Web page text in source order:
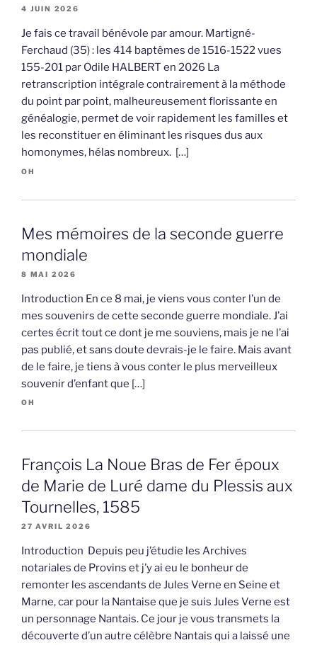
4 JUIN 2026
Je fais ce travail bénévole par amour. Martigné-
Ferchaud (35) : les 414 baptêmes de 1516-1522 vues
155-201 par Odile HALBERT en 2026 La
retranscription intégrale contrairement à la méthode
du point par point, malheureusement florissante en
généalogie, permet de voir rapidement les familles et
les reconstituer en éliminant les risques dus aux
homonymes, hélas nombreux. […]
OH
Mes mémoires de la seconde guerre
mondiale
8 MAI 2026
Introduction En ce 8 mai, je viens vous conter l’un de
mes souvenirs de cette seconde guerre mondiale. J’ai
certes écrit tout ce dont je me souviens, mais je ne l’ai
pas publié, et sans doute devrais-je le faire. Mais avant
de le faire, je tiens à vous conter le plus merveilleux
souvenir d’enfant que […]
OH
François La Noue Bras de Fer époux
de Marie de Luré dame du Plessis aux
Tournelles, 1585
27 AVRIL 2026
Introduction Depuis peu j’étudie les Archives
notariales de Provins et j’y ai eu le bonheur de
remonter les ascendants de Jules Verne en Seine et
Marne, car pour la Nantaise que je suis Jules Verne est
un personnage Nantais. Ce jour je vous transmets la
découverte d’un autre célèbre Nantais qui a laissé une